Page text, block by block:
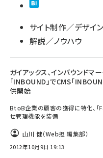
サイト制作／デザイン
解説／ノウハウ
ガイアックス、インバウンドマ
「INBOUND」でCMS「
供開始
BtoB企業の顧客の獲得に特化、
せ管理機能を装備
山川 健（Web担 編集部）
2012年10月9日 19:13